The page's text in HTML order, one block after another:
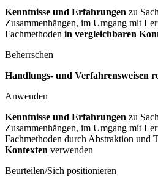
Kenntnisse und Erfahrungen zu
Zusammenhängen, im Umgang mit
Fachmethoden in vergleichbaren
Beherrschen
Handlungs- und Verfahrensweisen
Anwenden
Kenntnisse und Erfahrungen zu
Zusammenhängen, im Umgang mit
Fachmethoden durch Abstraktion und
Kontexten verwenden
Beurteilen/Sich positionieren